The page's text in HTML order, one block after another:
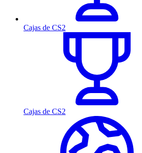
Cajas de CS2
Cajas de CS2